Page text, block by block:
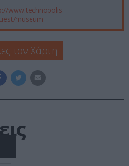
www.technopolis-
museum
τον Χάρτη